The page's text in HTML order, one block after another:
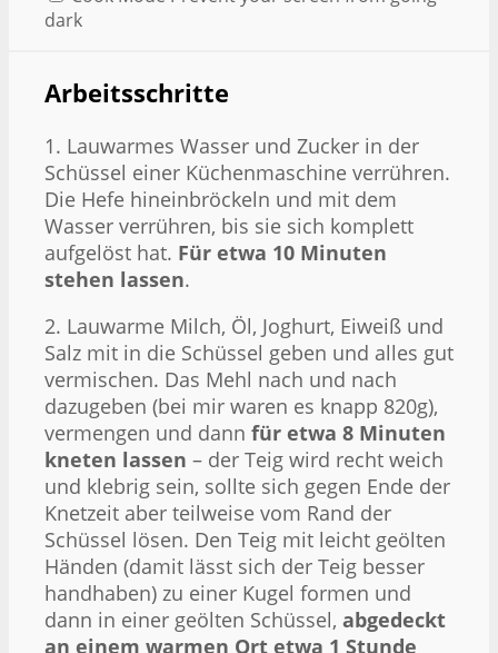
dark
Arbeitsschritte
1. Lauwarmes Wasser und Zucker in der
Schüssel einer Küchenmaschine verrühren.
Die Hefe hineinbröckeln und mit dem
Wasser verrühren, bis sie sich komplett
aufgelöst hat. Für etwa 10 Minuten
stehen lassen.
2. Lauwarme Milch, Öl, Joghurt, Eiweiß und
Salz mit in die Schüssel geben und alles gut
vermischen. Das Mehl nach und nach
dazugeben (bei mir waren es knapp 820g),
vermengen und dann für etwa 8 Minuten
kneten lassen – der Teig wird recht weich
und klebrig sein, sollte sich gegen Ende der
Knetzeit aber teilweise vom Rand der
Schüssel lösen. Den Teig mit leicht geölten
Händen (damit lässt sich der Teig besser
handhaben) zu einer Kugel formen und
dann in einer geölten Schüssel, abgedeckt
an einem warmen Ort etwa 1 Stunde